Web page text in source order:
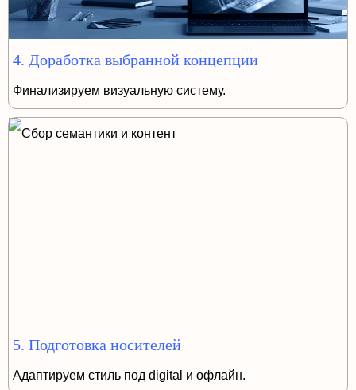
4. Доработка выбранной концепции
Финализируем визуальную систему.
5. Подготовка носителей
Адаптируем стиль под digital и офлайн.